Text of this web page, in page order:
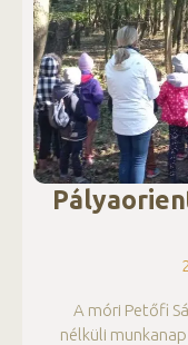
A móri Petőfi
nélküli